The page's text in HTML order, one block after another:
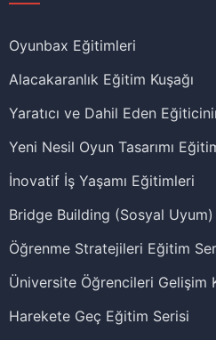
Oyunbax Eğitimleri
Alacakaranlık Eğitim Kuşağı
Yaratıcı ve Dahil Eden
Yeni Nesil Oyun Tasarımı
İnovatif İş Yaşamı Eğitimleri
Bridge Building (Sosyal
Öğrenme Stratejileri Eğitim
Üniversite Öğrencileri Gelişim
Harekete Geç Eğitim Serisi